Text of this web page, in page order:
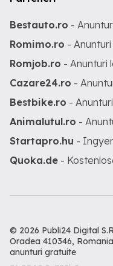
Bestauto.ro -
Romimo.ro -
Romjob.ro - Anunturi
Cazare24.ro -
Bestbike.ro -
Animalutul.ro -
Startapro.hu -
Quoka.de -
© 2026 Publi24 Digital
Oradea 410346,
anunturi gratuite